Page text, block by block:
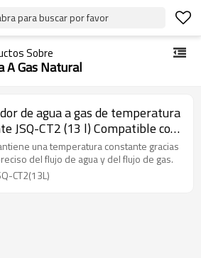
para buscar por favor
Sobre
A Gas Natural
de agua a gas de temperatura
JSQ-CT2 (13 l) Compatible con
una temperatura constante gracias
del flujo de agua y del flujo de gas.
CT2(13L)